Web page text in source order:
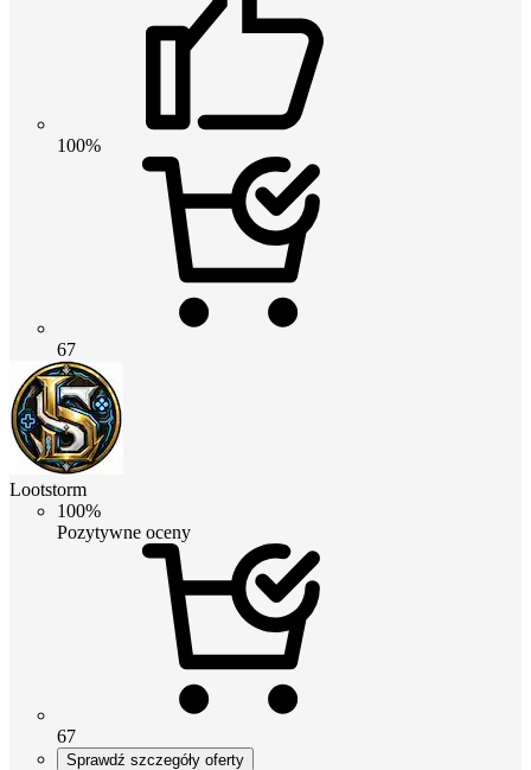
100%
67
Lootstorm
100%
Pozytywne oceny
67
Sprawdź szczegóły oferty